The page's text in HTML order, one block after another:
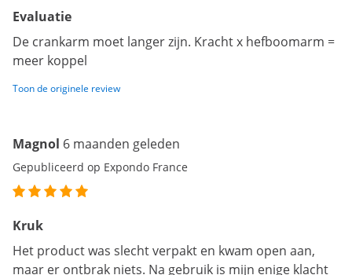
Evaluatie
De crankarm moet langer zijn. Kracht x hefboomarm =
meer koppel
Toon de originele review
Magnol 6 maanden geleden
Gepubliceerd op Expondo France
Kruk
Het product was slecht verpakt en kwam open aan,
maar er ontbrak niets. Na gebruik is mijn enige klacht